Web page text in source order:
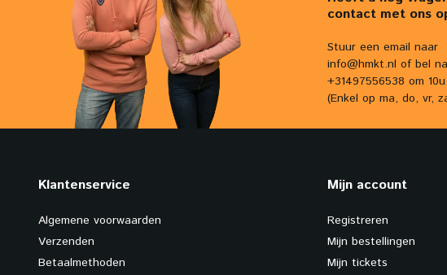
contact met ons
Stuur een email naar
info@hmkt.nl of bel
+31497556538 om
(Enkel op ma, do, vr,
Klantenservice
Algemene voorwaarden
Verzenden
Betaalmethoden
Mijn account
Registreren
Mijn bestellingen
Mijn tickets